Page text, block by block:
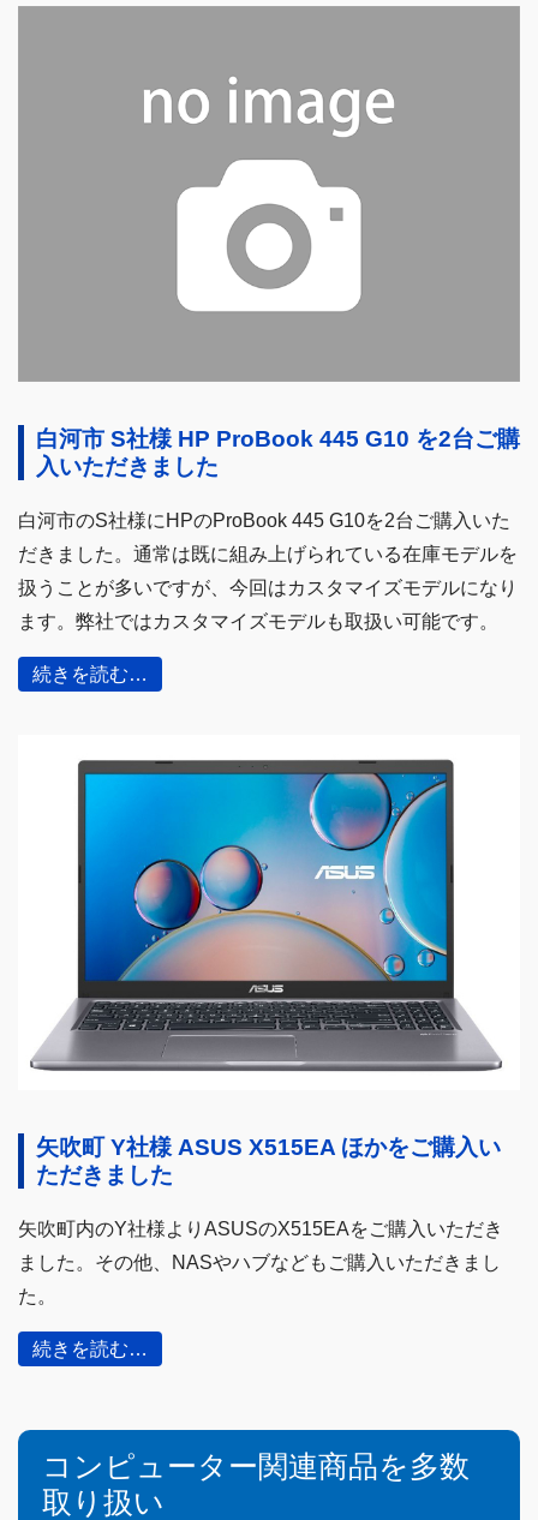
白河市 S社様 HP ProBook 445 G10 を2台ご購
入いただきました
白河市のS社様にHPのProBook 445 G10を2台ご購入いた
だきました。通常は既に組み上げられている在庫モデルを
扱うことが多いですが、今回はカスタマイズモデルになり
ます。弊社ではカスタマイズモデルも取扱い可能です。
続きを読む…
矢吹町 Y社様 ASUS X515EA ほかをご購入い
ただきました
矢吹町内のY社様よりASUSのX515EAをご購入いただき
ました。その他、NASやハブなどもご購入いただきまし
た。
続きを読む…
コンピューター関連商品を多数
取り扱い